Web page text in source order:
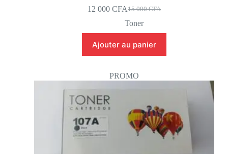
15 000CFA
12 000 CFA
Toner
Ajouter au panier
PROMO